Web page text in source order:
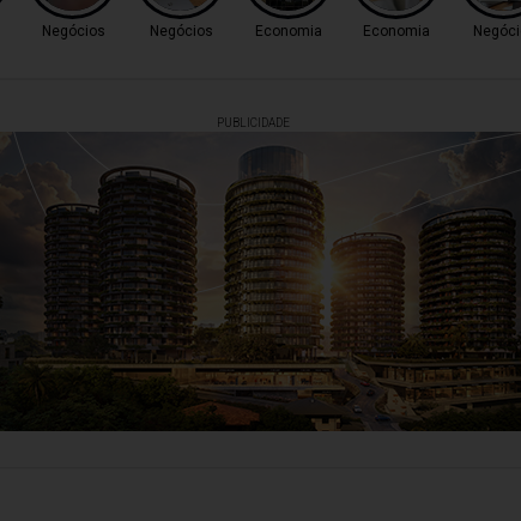
Negócios Negócios Economia Economia
PUBLICIDADE